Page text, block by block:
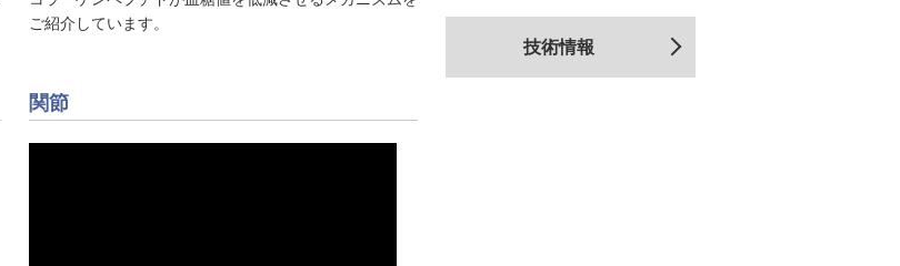
技術情報
ご紹介しています。
関節